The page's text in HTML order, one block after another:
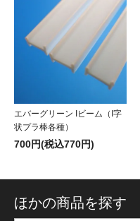
エバーグリーン Iビーム（I字
状プラ棒各種）
700円(税込770円)
ほかの商品を探す